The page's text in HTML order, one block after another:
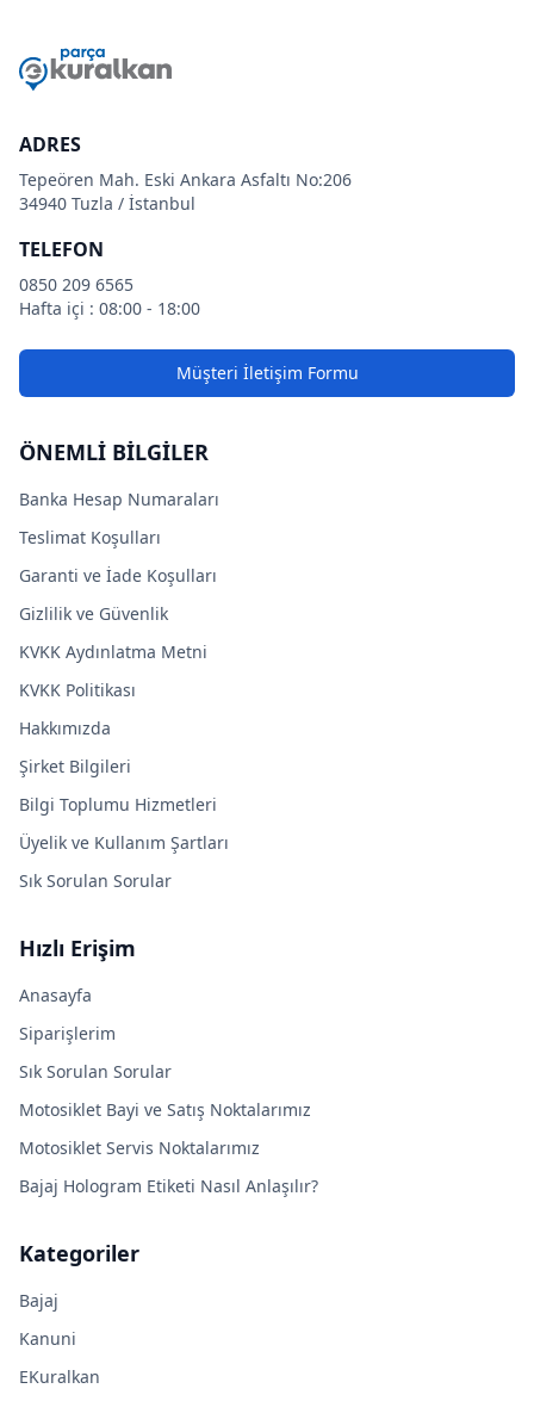
ADRES
Tepeören Mah. Eski Ankara Asfaltı No:206
34940 Tuzla / İstanbul
TELEFON
0850 209 6565
Hafta içi : 08:00 - 18:00
Müşteri İletişim Formu
ÖNEMLİ BİLGİLER
Banka Hesap Numaraları
Teslimat Koşulları
Garanti ve İade Koşulları
Gizlilik ve Güvenlik
KVKK Aydınlatma Metni
KVKK Politikası
Hakkımızda
Şirket Bilgileri
Bilgi Toplumu Hizmetleri
Üyelik ve Kullanım Şartları
Sık Sorulan Sorular
Hızlı Erişim
Anasayfa
Siparişlerim
Sık Sorulan Sorular
Motosiklet Bayi ve Satış Noktalarımız
Motosiklet Servis Noktalarımız
Bajaj Hologram Etiketi Nasıl Anlaşılır?
Kategoriler
Bajaj
Kanuni
EKuralkan